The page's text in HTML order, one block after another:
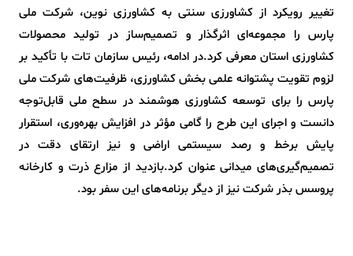
تغییر رویکرد از کشاورزی سنتی به کشاورزی نوین، شرکت ملی
پارس را مجموعه‌ای اثرگذار و تصمیم‌ساز در تولید محصولات
کشاورزی استان معرفی کرد.در ادامه، رئیس سازمان تات با تأکید بر
لزوم تقویت پشتوانه علمی بخش کشاورزی، ظرفیت‌های شرکت ملی
پارس را برای توسعه کشاورزی هوشمند در سطح ملی قابل‌توجه
دانست و اجرای این طرح را گامی مؤثر در افزایش بهره‌وری، استقرار
پایش برخط و رصد سیستمی اراضی و نیز ارتقای دقت در
تصمیم‌گیری‌های میدانی عنوان کرد.بازدید از مزارع ذرت و کارخانه
پروسس بذر شرکت نیز از دیگر برنامه‌های این سفر بود.